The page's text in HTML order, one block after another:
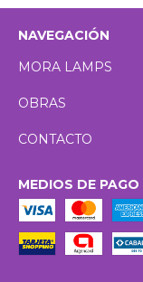
NAVEGACIÓN
MORA LAMPS
OBRAS
CONTACTO
MEDIOS DE PAGO